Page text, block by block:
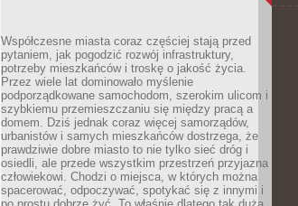
Współczesne miasta coraz częściej stają przed
pytaniem, jak pogodzić rozwój infrastruktury,
potrzeby mieszkańców i troskę o jakość życia.
Przez wiele lat dominowało myślenie
podporządkowane samochodom, szerokim ulicom i
szybkiemu przemieszczaniu się między pracą a
domem. Dziś jednak coraz więcej samorządów,
urbanistów i samych mieszkańców dostrzega, że
prawdziwie dobre miasto to nie tylko sieć dróg i
osiedli, ale przede wszystkim przestrzeń przyjazna
człowiekowi. Chodzi o miejsca, w których można
spacerować, odpoczywać, spotykać się z innymi i